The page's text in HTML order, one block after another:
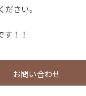
ださい。
す！！
お問い合わせ